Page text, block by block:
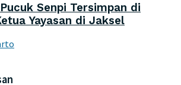
Senpi Tersimpan di
Yayasan di Jaksel